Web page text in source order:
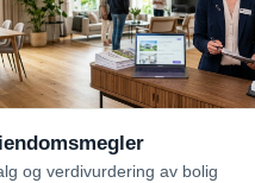
og verdivurdering av bolig